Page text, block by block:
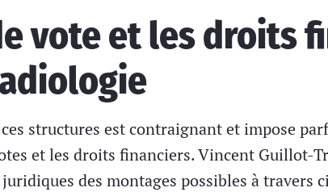
vote et les droits
structures est contraignant et impose
et les droits financiers. Vincent Guillot-
des montages possibles à travers